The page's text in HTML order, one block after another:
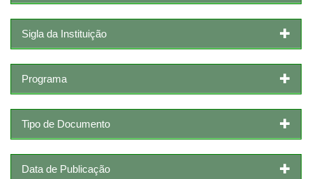
Sigla da Instituição
Programa
Tipo de Documento
Data de Publicação